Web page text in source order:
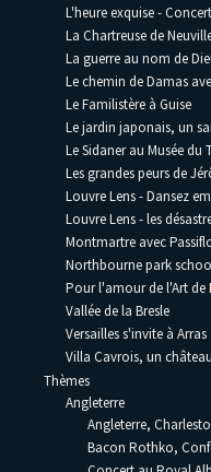
L'heure exquise -
La Chartreuse de
La guerre au nom de
Le chemin de Damas
Le Familistère à Guise
Le jardin japonais, un
Le Sidaner au Musée du
Les grandes peurs de
Louvre Lens - Dansez
Louvre Lens - les
Montmartre avec
Northbourne park
Pour l'amour de l'Art de
Vallée de la Bresle
Versailles s'invite à Arras
Villa Cavrois, un
Thèmes
Angleterre
Angleterre,
Bacon Rothko,